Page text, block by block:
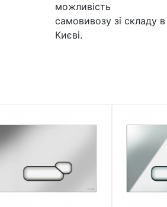
можливість
самовивозу зі складу в
Києві.